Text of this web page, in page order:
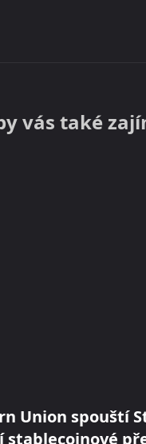
vás také
Union spouští
stablecoinové